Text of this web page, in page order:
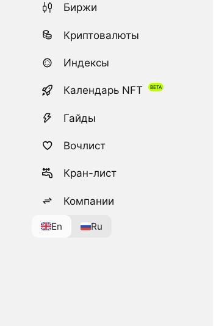
Биржи
Криптовалюты
Индексы
Календарь NFT
Гайды
Вочлист
Кран-лист
Компании
En Ru